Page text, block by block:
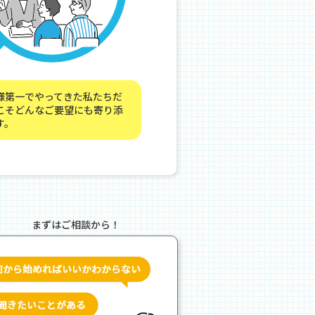
第一でやってきた私たちだ
そどんなご要望にも寄り添
まずはご相談から！